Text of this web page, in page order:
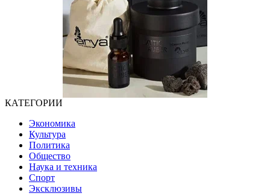
КАТЕГОРИИ
Экономика
Культура
Политика
Общество
Наука и техника
Спорт
Эксклюзивы